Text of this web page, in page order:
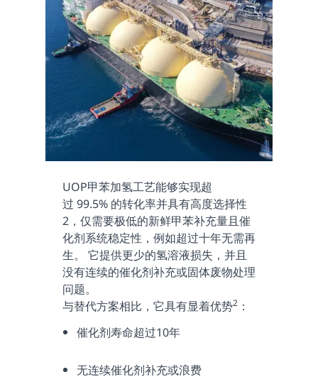
UOP甲苯加氢工艺能够实现超
过 99.5% 的转化率并具有高度选择性
2，仅需要极低的新鲜甲苯补充量且催
化剂系统稳定性，例如超过十年无需再
生。 它提供更少的氢溶液损失，并且
没有连续的催化剂补充或固体废物处理
问题。
与替代方案相比，它具有显着优势2 ：
催化剂寿命超过10年
无连续催化剂补充或浪费